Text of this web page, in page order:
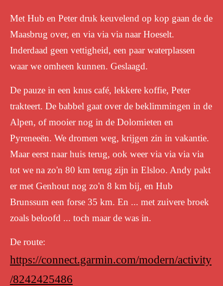
Met Hub en Peter druk keuvelend op kop gaan de de
Maasbrug over, en via via via naar Hoeselt.
Inderdaad geen vettigheid, een paar waterplassen
waar we omheen kunnen. Geslaagd.
De pauze in een knus café, lekkere koffie, Peter
trakteert. De babbel gaat over de beklimmingen in de
Alpen, of mooier nog in de Dolomieten en
Pyreneeën. We dromen weg, krijgen zin in vakantie.
Maar eerst naar huis terug, ook weer via via via via
tot we na zo'n 80 km terug zijn in Elsloo. Andy pakt
er met Genhout nog zo'n 8 km bij, en Hub
Brunssum een forse 35 km. En ... met zuivere broek
zoals beloofd ... toch maar de was in.
De route:
https://connect.garmin.com/modern/activity
/8242425486